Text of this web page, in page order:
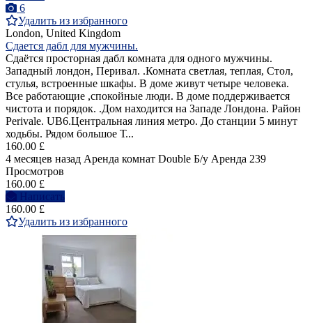
6
Удалить из избранного
London, United Kingdom
Сдается дабл для мужчины.
Cдаётся просторная дабл комната для одного мужчины.
Западный лондон, Перивал. .Комната светлая, теплая, Стол,
стулья, встроенные шкафы. В доме живут четыре человека.
Все работающие ,спокойные люди. В доме поддерживается
чистота и порядок. .Дом находится на Западе Лондона. Район
Perivale. UB6.Центральная линия метро. До станции 5 минут
ходьбы. Рядом большое Т...
160.00 £
4 месяцев назад Аренда комнат Double Б/у Аренда 239
Просмотров
160.00 £
Написать
160.00 £
Удалить из избранного